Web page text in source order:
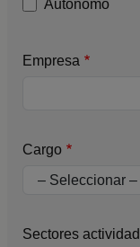
Autónomo
Empresa
Cargo
Sectores actividad